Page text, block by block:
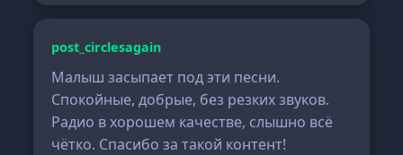
post_circlesagain
Малыш засыпает под эти песни.
Спокойные, добрые, без резких звуков.
Радио в хорошем качестве, слышно всё
чётко. Спасибо за такой контент!